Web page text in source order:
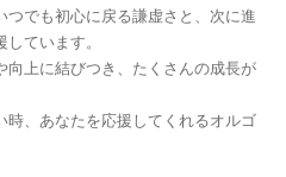
つでも初心に戻る謙虚さと、次に進
ています。
向上に結びつき、たくさんの成長が
時、あなたを応援してくれるオルゴ